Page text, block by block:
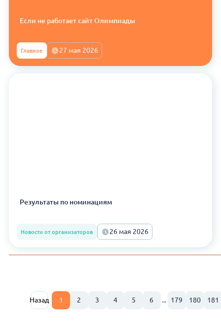
Если не работает сайт Олимпиады
Главное 27 мая 2026
Результаты по номинациям
Новости от организаторов 26 мая 2026
Назад 1 2 3 4 5 6 ... 179 180 181